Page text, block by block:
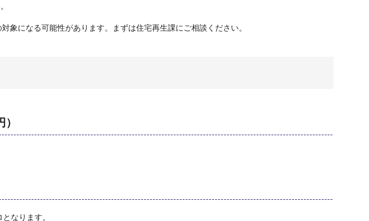
象になる可能性があります。まずは住宅再生課にご相談ください。
なります。